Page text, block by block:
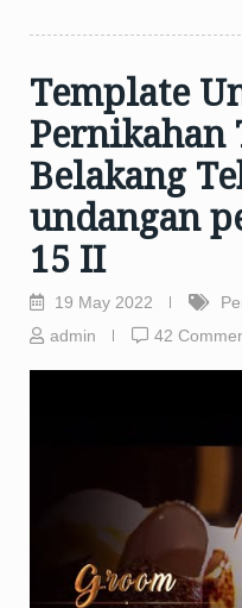
Template
Pernikahan
Belakang
undangan
15 II
19 May 2022
admin
42